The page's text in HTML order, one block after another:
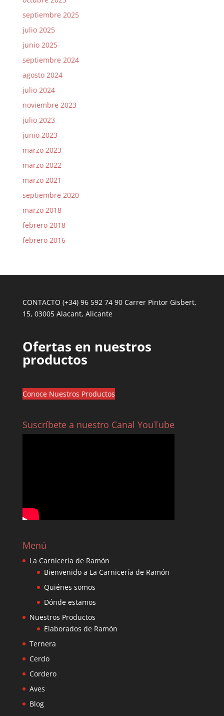
septiembre 2025
julio 2025
junio 2025
septiembre 2024
agosto 2024
julio 2024
noviembre 2023
julio 2023
junio 2023
marzo 2023
marzo 2022
marzo 2021
septiembre 2020
marzo 2018
febrero 2018
febrero 2016
CONTACTO (+34) 96 592 74 90 Carrer Pintor Gisbert,
15, 03005 Alacant, Alicante
Ofertas en nuestros
productos
Conoce Nuestros Productos
Suscríbete a nuestro Canal YouTube
Menú
La Carnicería de Ramón
Bienvenido a La Carnicería de Ramón
Quiénes somos
Dónde estamos
Nuestros Productos
Elaborados de Ramón
Ternera
Cerdo
Cordero
Aves
Blog